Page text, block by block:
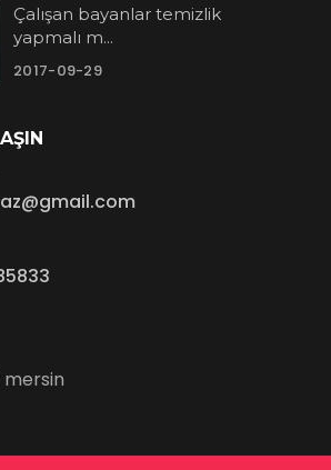
Çalışan bayanlar temizlik
yapmalı m...
2017-09-29